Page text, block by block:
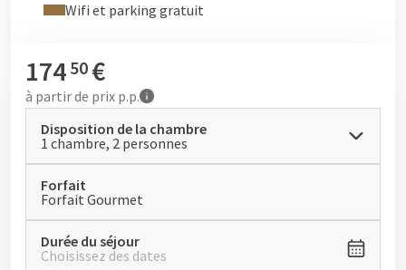
Wifi et parking gratuit
174 50 €
à partir de prix p.p.
Disposition de la chambre
1 chambre, 2 personnes
Forfait
Forfait Gourmet
Durée du séjour
Choisissez des dates